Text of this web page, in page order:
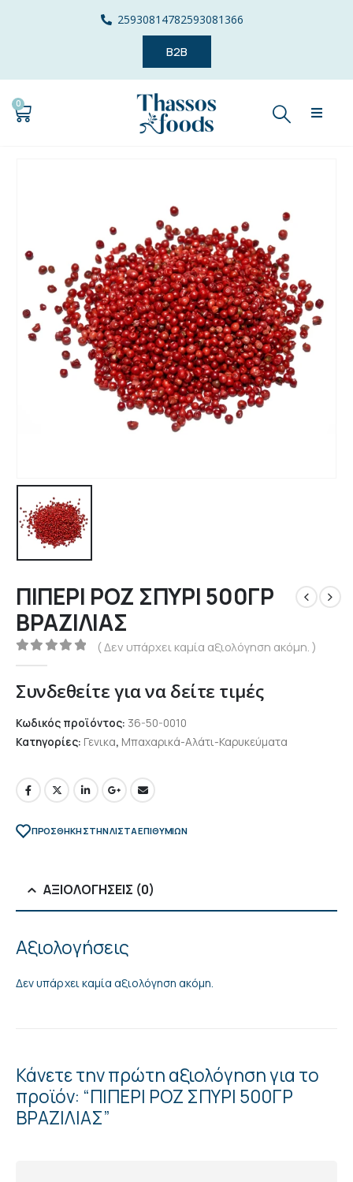
25930814782593081366
B2B
0
ΠΙΠΕΡΙ ΡΟΖ ΣΠΥΡΙ 500ΓΡ
ΒΡΑΖΙΛΙΑΣ
0out of 5
( Δεν υπάρχει καμία αξιολόγηση ακόμη. )
Συνδεθείτε για να δείτε τιμές
Κωδικός προϊόντος: 36-50-0010
Κατηγορίες: Γενικα, Μπαχαρικά-Αλάτι-Καρυκεύματα
ΠΡΌΣΘΉΚΗ ΣΤΗΝ ΛΊΣΤΑ ΕΠΙΘΥΜΙΏΝ
ΑΞΙΟΛΟΓΉΣΕΙΣ (0)
Αξιολογήσεις
Δεν υπάρχει καμία αξιολόγηση ακόμη.
Κάνετε την πρώτη αξιολόγηση για το
προϊόν: “ΠΙΠΕΡΙ ΡΟΖ ΣΠΥΡΙ 500ΓΡ
ΒΡΑΖΙΛΙΑΣ”